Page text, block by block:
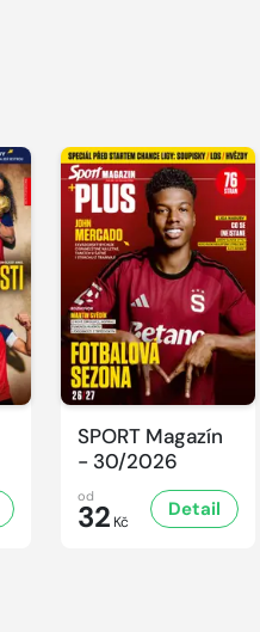
SPORT Magazín
- 30/2026
od
32 Kč
Detail